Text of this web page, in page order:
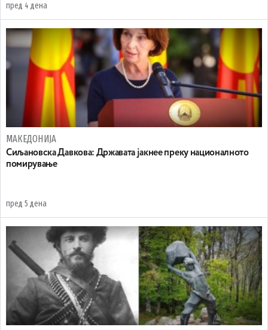
пред 4 дена
МАКЕДОНИЈА
Сиљановска Давкова: Државата јакнее преку националното
помирување
пред 5 дена